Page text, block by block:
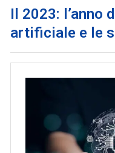
Il 2023: l’anno
artificiale e le